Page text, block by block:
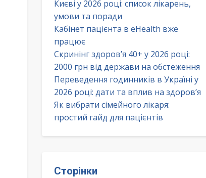
Києві у 2026 році: список лікарень,
умови та поради
Кабінет пацієнта в eHealth вже
працює
Скринінг здоров’я 40+ у 2026 році:
2000 грн від держави на обстеження
Переведення годинників в Україні у
2026 році: дати та вплив на здоров’я
Як вибрати сімейного лікаря:
простий гайд для пацієнтів
Сторінки